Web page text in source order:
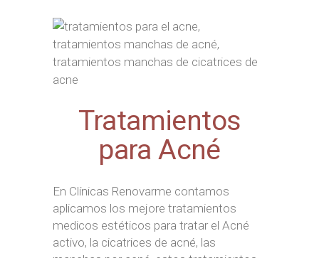
Tratamientos
para Acné
En Clínicas Renovarme contamos
aplicamos los mejore tratamientos
medicos estéticos para tratar el Acné
activo, la cicatrices de acné, las